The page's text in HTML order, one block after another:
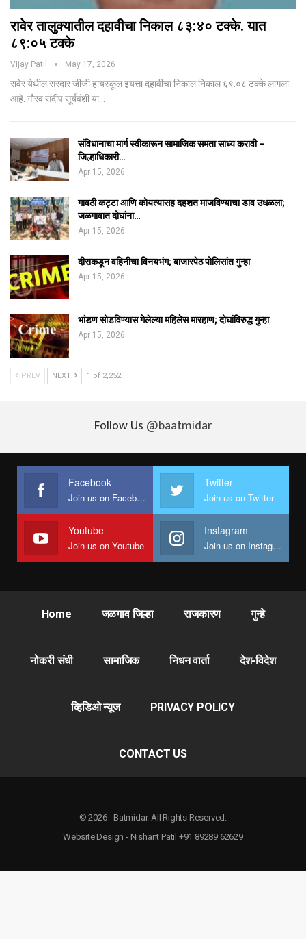
रावेर तालुक्यातील दहावीचा निकाल ८३:४० टक्के. यात
८९:०५ टक्के
Vijay Patil May 17, 2026
रावेर येथील सरदार जीजी हायस्कूल इयत्ता दहावीचा निकाल निकाल ६९:०८ टक्के लागला
आहे. गौरव संदीप सूर्यवंशी या…
संविधानाचा मार्ग स्वीकारून सामाजिक समता साध्य करावी –
जिल्हाधिकारी…
Apr 15, 2026
गावठी कट्टा आणि कोयत्यासह दहशत माजविण्याचा डाव उधळला;
जळगावात दोघांना…
Apr 15, 2026
दीराकडून वहिनीचा विनयभंग; बाजारपेठ पोलिसांत गुन्हा
Apr 15, 2026
भांडण सोडविण्यास गेलेल्या महिलेस मारहाण; दोघांविरुद्ध गुन्हा
Apr 15, 2026
PREV NEXT 1 of 2,252
Follow Us @baatmidar
Facebook
Join us on Facebook
Twitter
Join us on Twitter
Youtube
Join us on Youtube
Instagram
Join us on Instagram
Home जळगाव जिल्हा राजकारण गुन्हे
नोकरी संधी सामाजिक निधन वार्ता देश-विदेश
व्हिडिओ न्यूज PRIVACY POLICY
CONTACT US
© 2026 - Batmidar. All Rights Reserved.
Website Design - Nishant Patil +91 89289 62629